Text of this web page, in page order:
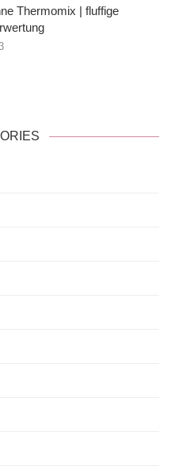
Thermomix | fluffige